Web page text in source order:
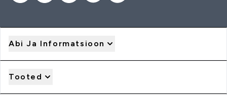
Abi Ja Informatsioon
Tooted